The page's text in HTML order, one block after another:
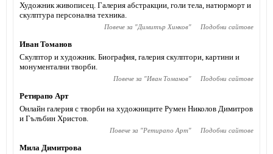
Художник живописец. Галерия абстракции, голи тела, натюрморт и
скулптура персонална техника.
Повече за "Димитър Хинков" Подобни сайтове
Иван Томанов
Скулптор и художник. Биография, галерия скулптори, картини и
монументални творби.
Повече за "Иван Томанов" Подобни сайтове
Ретирапо Арт
Онлайн галерия с творби на художниците Румен Николов Димитров
и Гълъбин Христов.
Повече за "Ретирапо Арт" Подобни сайтове
Мила Димитрова